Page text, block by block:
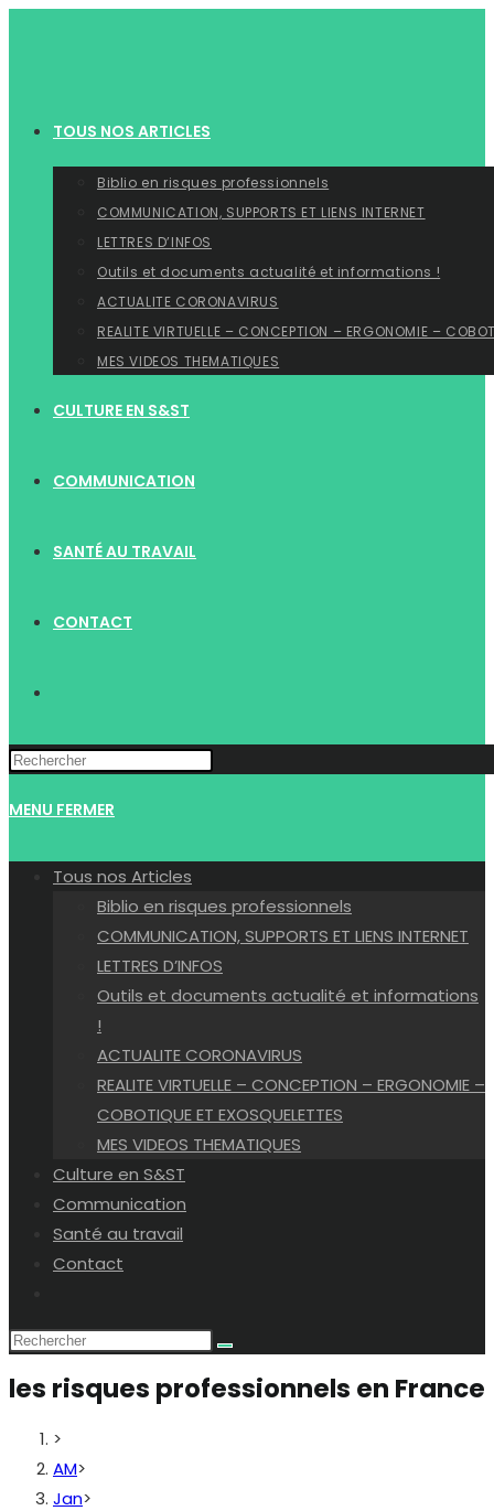
TOUS NOS ARTICLES
Biblio en risques professionnels
COMMUNICATION, SUPPORTS ET LIENS INTERNET
LETTRES D’INFOS
Outils et documents actualité et informations !
ACTUALITE CORONAVIRUS
REALITE VIRTUELLE – CONCEPTION – ERGONOMIE –
MES VIDEOS THEMATIQUES
CULTURE EN S&ST
COMMUNICATION
SANTÉ AU TRAVAIL
CONTACT
WEBSITE
MENU FERMER
Tous nos Articles
Biblio en risques professionnels
COMMUNICATION, SUPPORTS ET LIENS INTERNET
LETTRES D’INFOS
Outils et documents actualité et informations
!
ACTUALITE CORONAVIRUS
REALITE VIRTUELLE – CONCEPTION – ERGONOMIE –
COBOTIQUE ET EXOSQUELETTES
MES VIDEOS THEMATIQUES
Culture en S&ST
Communication
Santé au travail
Contact
search
les risques professionnels en France
>
AM>
Jan>